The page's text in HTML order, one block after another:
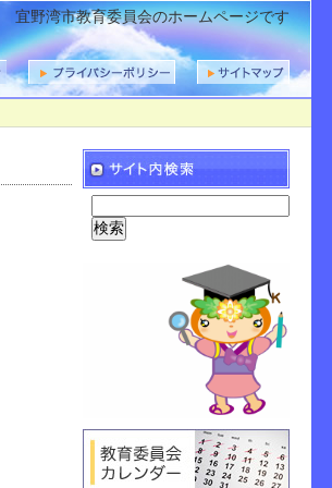
宜野湾市教育委員会のホームページです